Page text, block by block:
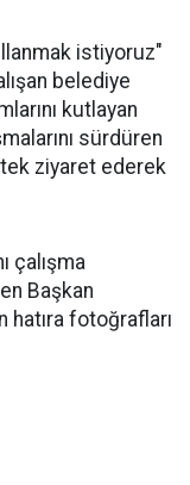
istiyoruz"
belediye
kutlayan
sürdüren
ziyaret ederek
çalışma
Başkan
fotoğrafları